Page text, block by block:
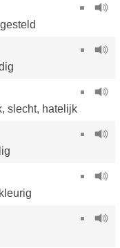
, slecht, hatelijk